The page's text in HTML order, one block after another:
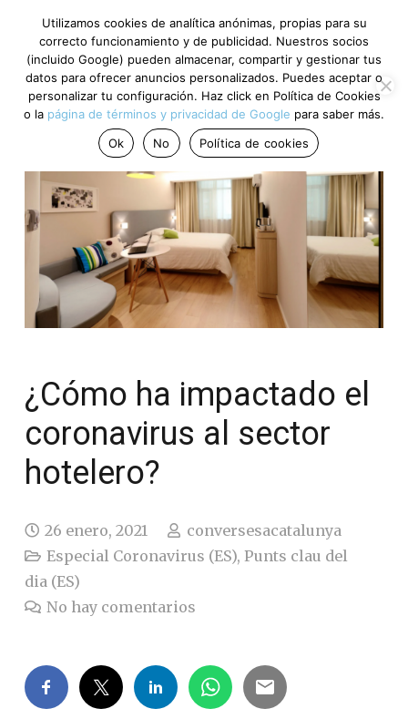
¿Cómo ha impactado el
coronavirus al sector
hotelero?
26 enero, 2021
conversesacatalunya
Especial Coronavirus (ES),Punts clau del
dia (ES)
No hay comentarios
Utilizamos cookies de analítica anónimas, propias para su
correcto funcionamiento y de publicidad. Nuestros socios
(incluido Google) pueden almacenar, compartir y gestionar tus
datos para ofrecer anuncios personalizados. Puedes aceptar o
personalizar tu configuración. Haz click en Política de Cookies
o la página de términos y privacidad de Google para saber más.
Ok
No Política de cookies